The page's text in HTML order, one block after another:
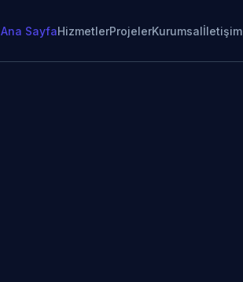
Ana SayfaHizmetlerProjelerKurumsalİletişim